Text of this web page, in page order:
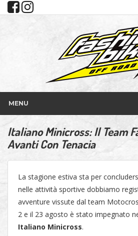
MENU
Italiano Minicross: Il Team
Avanti Con Tenacia
La stagione estiva sta per
nelle attività sportive dobbiamo
avventure vissute dal team
2 e il 23 agosto è stato impegnato
Italiano Minicross.